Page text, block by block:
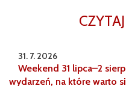
31. 7. 2026
Weekend 31 lipca–2
wydarzeń, na które warto